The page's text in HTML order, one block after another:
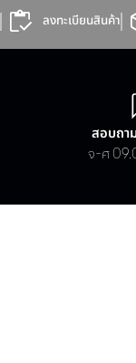
ลงทะเบียนสินค้า
สอบถา
จ-ศ